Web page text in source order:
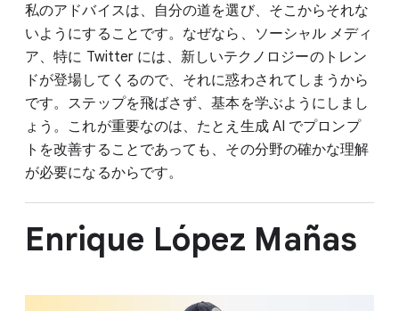
私のアドバイスは、自分の道を選び、そこからそれな
いようにすることです。なぜなら、ソーシャル メディ
ア、特に Twitter には、新しいテクノロジーのトレン
ドが登場してくるので、それに惑わされてしまうから
です。ステップを飛ばさず、基本を学ぶようにしまし
ょう。これが重要なのは、たとえ生成 AI でプロンプ
トを改善することであっても、その分野の確かな理解
が必要になるからです。
Enrique López Mañas